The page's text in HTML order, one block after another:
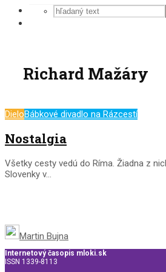
Richard Mažáry
DieloBábkové divadlo na Rázcestí
Nostalgia
Všetky cesty vedú do Ríma. Žiadna z
Slovenky v...
Martin Bujna
Internetový časopis mloki.sk
ISSN 1339-8113